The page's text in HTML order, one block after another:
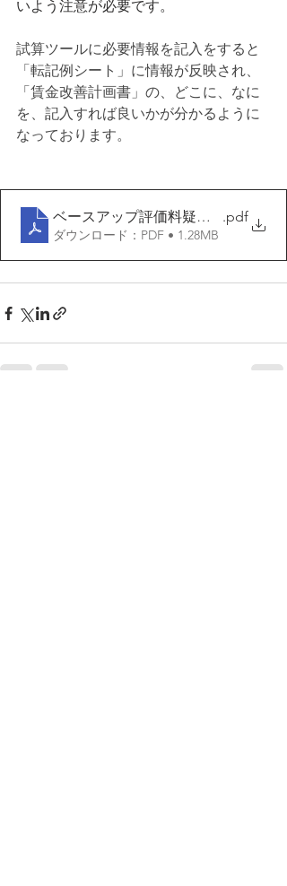
いよう注意が必要です。
試算ツールに必要情報を記入をすると
「転記例シート」に情報が反映され、
「賃金改善計画書」の、どこに、なに
を、記入すれば良いかが分かるように
なっております。
ベースアップ評価料疑義解釈
.pdf
ダウンロード：PDF • 1.28MB